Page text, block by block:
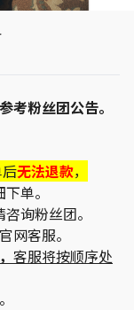
考粉丝团公告。
无法退款，
单。
询粉丝团。
网客服。
客服将按顺序处